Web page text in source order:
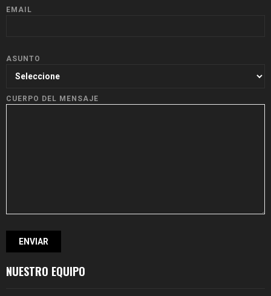
EMAIL
ASUNTO
CUERPO DEL MENSAJE
NUESTRO EQUIPO